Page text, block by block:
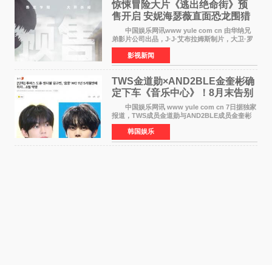
惊悚冒险大片《逃出绝命街》预
售开启 安妮海瑟薇直面恐龙围猎
中国娱乐网讯www yule com cn 由华纳兄
弟影片公司出品，J·J·艾布拉姆斯制片，大卫·罗
伯特·米切尔执导，好莱坞巨星安妮·海瑟薇和伊万
·麦克格雷格领衔主演的2026暑期惊悚冒险大片
《逃出绝
影视新闻
TWS金道勋×AND2BLE金奎彬确
定下车《音乐中心》！8月末告别
MC席位
中国娱乐网讯 www yule com cn 7日据独家
报道，TWS成员金道勋与AND2BLE成员金奎彬
将于8月离开《音乐中心》MC的位置。 金道
勋与金奎彬于去年3月与H2H A-NA一起被选为
《音乐中心》MC，约1
韩国娱乐